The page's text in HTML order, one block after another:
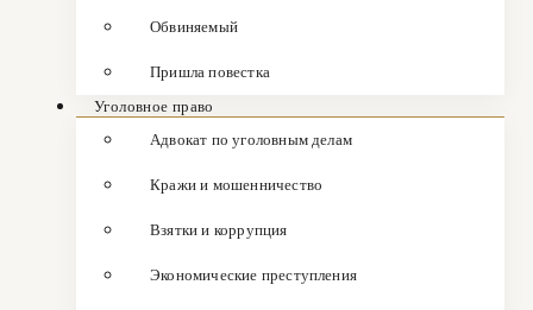
Обвиняемый
Пришла повестка
Уголовное право
Адвокат по уголовным делам
Кражи и мошенничество
Взятки и коррупция
Экономические преступления